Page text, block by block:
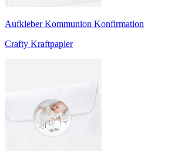
Aufkleber Kommunion Konfirmation
Crafty Kraftpapier